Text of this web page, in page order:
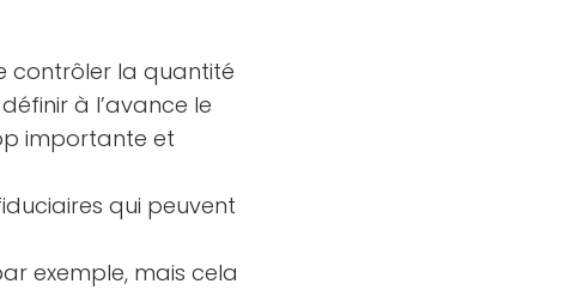
contrôler la quantité
à l’avance le
importante et
qui peuvent
exemple, mais cela